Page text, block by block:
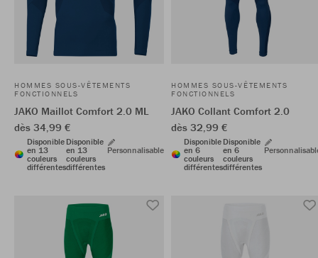
HOMMES SOUS-VÊTEMENTS
FONCTIONNELS
JAKO Maillot Comfort 2.0 ML
dès 34,99 €
Disponible
en 13
couleurs
différentes
Disponible
en 13
couleurs
différentes
Personnalisable
HOMMES SOUS-VÊTEMENTS
FONCTIONNELS
JAKO Collant Comfort 2.0
dès 32,99 €
Disponible
en 6
couleurs
différentes
Disponible
en 6
couleurs
différentes